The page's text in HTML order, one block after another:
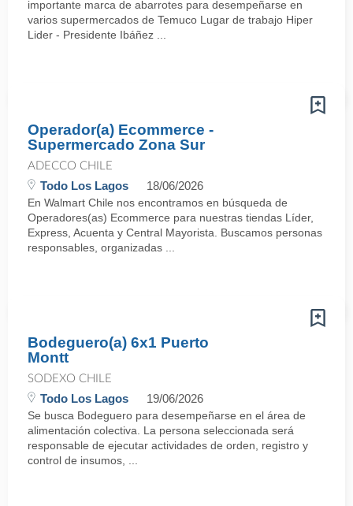
importante marca de abarrotes para desempeñarse en
varios supermercados de Temuco Lugar de trabajo Hiper
Lider - Presidente Ibáñez ...
Operador(a) Ecommerce -
Supermercado Zona Sur
ADECCO CHILE
Todo Los Lagos 18/06/2026
En Walmart Chile nos encontramos en búsqueda de
Operadores(as) Ecommerce para nuestras tiendas Líder,
Express, Acuenta y Central Mayorista. Buscamos personas
responsables, organizadas ...
Bodeguero(a) 6x1 Puerto
Montt
SODEXO CHILE
Todo Los Lagos 19/06/2026
Se busca Bodeguero para desempeñarse en el área de
alimentación colectiva. La persona seleccionada será
responsable de ejecutar actividades de orden, registro y
control de insumos, ...